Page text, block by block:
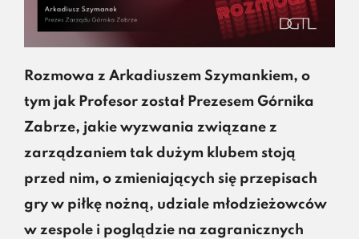
Rozmowa z Arkadiuszem Szymankiem, o
tym jak Profesor został Prezesem Górnika
Zabrze, jakie wyzwania związane z
zarządzaniem tak dużym klubem stoją
przed nim, o zmieniających się przepisach
gry w piłkę nożną, udziale młodzieżowców
w zespole i poglądzie na zagranicznych